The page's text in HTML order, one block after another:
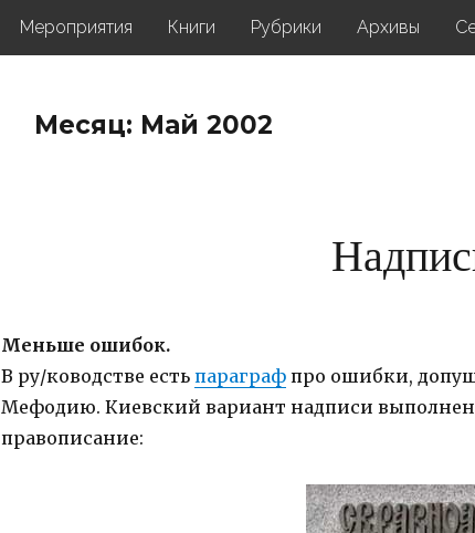
Мероприятия Книги Рубрики Архивы
Месяц: Май 2002
Меньше ошибок.
В ру/ководстве естьпараграф про ошибки,
Мефодию. Киевский вариант надписи
правописание: